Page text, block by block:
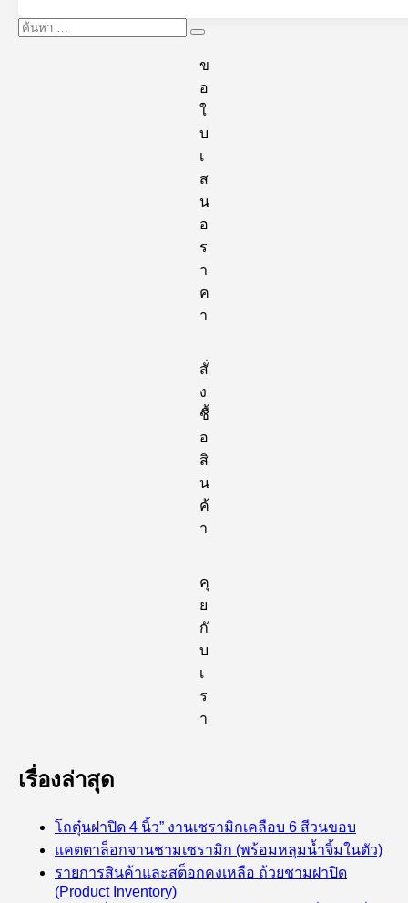
ค้นหา:
ข
อ
ใ
บ
เ
ส
น
อ
ร
า
ค
า
สั่
ง
ชื้
อ
สิ
น
ค้
า
คุ
ย
กั
บ
เ
ร
า
เรื่องล่าสุด
โถตุ๋นฝาปิด 4 นิ้ว” งานเซรามิกเคลือบ 6 สีวนขอบ
แคตตาล็อกจานชามเซรามิก (พร้อมหลุมน้ำจิ้มในตัว)
รายการสินค้าและสต็อกคงเหลือ ถ้วยชามฝาปิด
(Product Inventory)